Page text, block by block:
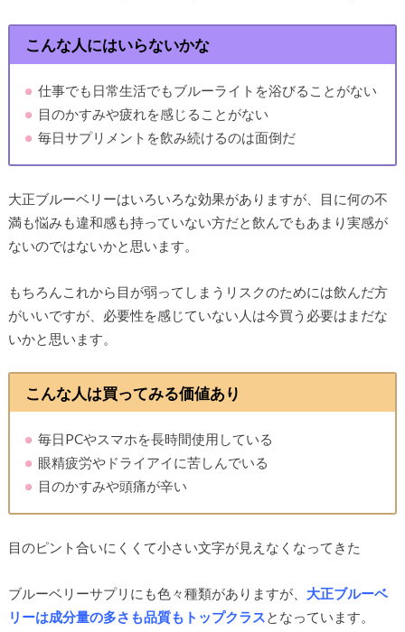
こんな人にはいらないかな
仕事でも日常生活でもブルーライトを浴びることがない
目のかすみや疲れを感じることがない
毎日サプリメントを飲み続けるのは面倒だ
大正ブルーベリーはいろいろな効果がありますが、目に何の不
満も悩みも違和感も持っていない方だと飲んでもあまり実感が
ないのではないかと思います。
もちろんこれから目が弱ってしまうリスクのためには飲んだ方
がいいですが、必要性を感じていない人は今買う必要はまだな
いかと思います。
こんな人は買ってみる価値あり
毎日PCやスマホを長時間使用している
眼精疲労やドライアイに苦しんでいる
目のかすみや頭痛が辛い
目のピント合いにくくて小さい文字が見えなくなってきた
ブルーベリーサプリにも色々種類がありますが、 大正ブルーベ
リーは成分量の多さも品質もトップクラスとなっています。